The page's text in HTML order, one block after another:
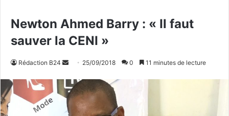
Newton Ahmed Barry : « Il faut
sauver la CENI »
Rédaction B24
v
o
y
25/09/2018 0 11 minutes de lecture